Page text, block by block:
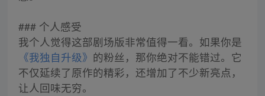
### 个人感受
我个人觉得这部剧场版非常值得一看。如果你是
《我独自升级》 的粉丝，那你绝对不能错过。它
不仅延续了原作的精彩，还增加了不少新亮点，
让人回味无穷。